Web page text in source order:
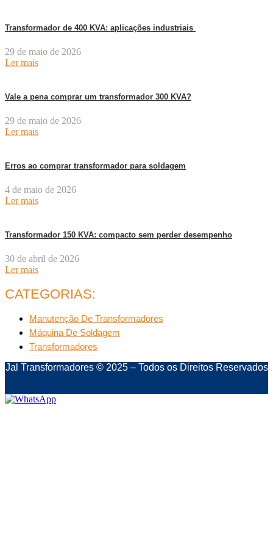
Transformador de 400 KVA: aplicações industriais
29 de maio de 2026
Ler mais
Vale a pena comprar um transformador 300 KVA?
29 de maio de 2026
Ler mais
Erros ao comprar transformador para soldagem
4 de maio de 2026
Ler mais
Transformador 150 KVA: compacto sem perder desempenho
30 de abril de 2026
Ler mais
CATEGORIAS:
Manutenção De Transformadores
Máquina De Soldagem
Transformadores
Jal Transformadores © 2025 – Todos os Direitos Reservados